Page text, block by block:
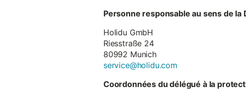
Personne responsable au sens de la
Holidu GmbH
Riesstraße 24
80992 Munich
service@holidu.com
Coordonnées du délégué à la